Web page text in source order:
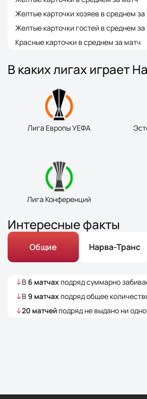
Желтые карточки хозяев в среднем за
Желтые карточки гостей в среднем за
Красные карточки в среднем за матч
В каких лигах играет
Лига Европы УЕФА
Лига Конференций
Интересные факты
Общие Нарва-Транс
В 6 матчах подряд суммарно
В9 матчах подряд общее
20 матчей подряд не выдано ни